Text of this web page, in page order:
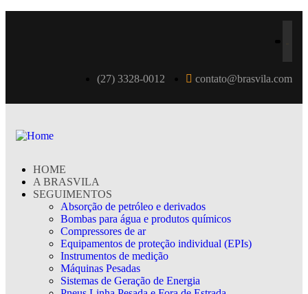
(27) 3328-0012 contato@brasvila.com
HOME
A BRASVILA
SEGUIMENTOS
Absorção de petróleo e derivados
Bombas para água e produtos químicos
Compressores de ar
Equipamentos de proteção individual (EPIs)
Instrumentos de medição
Máquinas Pesadas
Sistemas de Geração de Energia